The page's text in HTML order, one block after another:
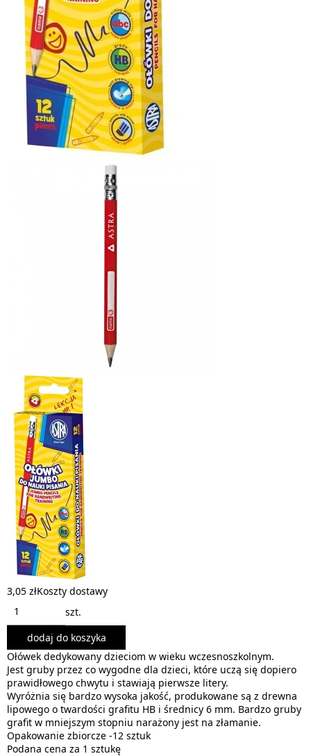
3,05 złKoszty dostawy
szt.
dodaj do koszyka
Ołówek dedykowany dzieciom w wieku wczesnoszkolnym.
Jest gruby przez co wygodne dla dzieci, które uczą się dopiero
prawidłowego chwytu i stawiają pierwsze litery.
Wyróżnia się bardzo wysoka jakość, produkowane są z drewna
lipowego o twardości grafitu HB i średnicy 6 mm. Bardzo gruby
grafit w mniejszym stopniu narażony jest na złamanie.
Opakowanie zbiorcze -12 sztuk
Podana cena za 1 sztukę